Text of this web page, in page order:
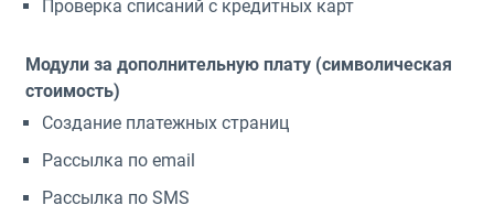
Проверка списаний с кредитных карт
Модули за дополнительную плату (символическая
стоимость)
Создание платежных страниц
Рассылка по email
Рассылка по SMS